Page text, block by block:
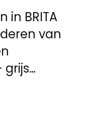
in BRITA
van
grijs…